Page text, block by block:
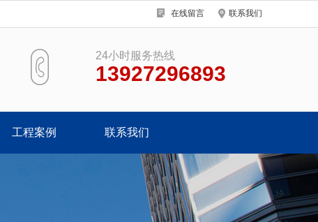
在线留言 联系我们
24小时服务热线
13927296893
工程案例 联系我们